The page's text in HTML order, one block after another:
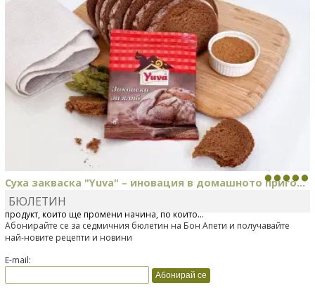
Суха закваска "Yuva" – иновация в домашното приго...
Отскоро Лесафр България стартира предлагането на изцяло нов
продукт, който ще промени начина, по който...
БЮЛЕТИН
Абонирайте се за седмичния бюлетин на Бон Апети и получавайте
най-новите рецепти и новини
E-mail: